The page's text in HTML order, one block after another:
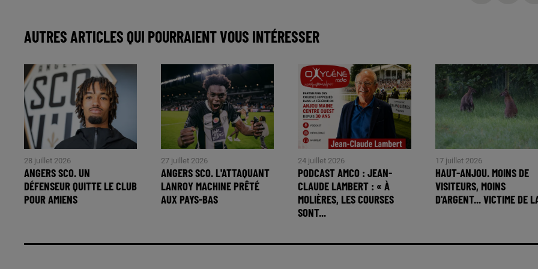
AUTRES ARTICLES QUI POURRAIENT VOUS INTÉRESSER
28 juillet 2026
ANGERS SCO. UN
DÉFENSEUR QUITTE LE CLUB
POUR AMIENS
27 juillet 2026
ANGERS SCO. L'ATTAQUANT
LANROY MACHINE PRÊTÉ
AUX PAYS-BAS
24 juillet 2026
PODCAST AMCO : JEAN-
CLAUDE LAMBERT : « À
MOLIÈRES, LES COURSES
SONT...
17 juillet 2026
HAUT-ANJOU. MOINS DE
VISITEURS, MOINS
D'ARGENT... VICTIME DE